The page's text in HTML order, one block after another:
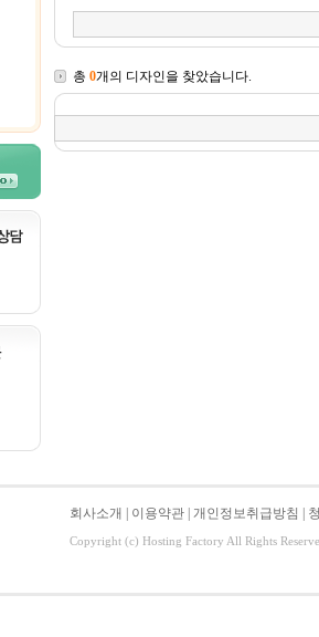
총 0개의 디자인을 찾았습니다.
회사소개 이용약관 개인정보취급방침
Copyright (c) Hosting Factory All Rights